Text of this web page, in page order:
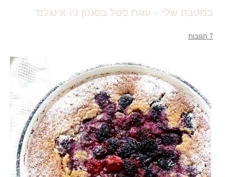
במטבח שלי – עוגת פטל בסגנון ניו אינגלנד
7 תגובות